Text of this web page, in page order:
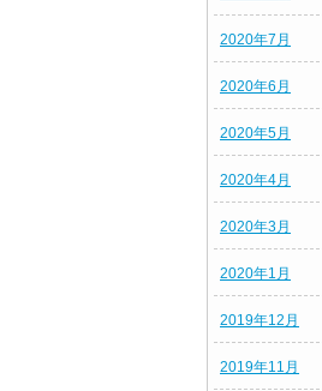
2020年7月
2020年6月
2020年5月
2020年4月
2020年3月
2020年1月
2019年12月
2019年11月